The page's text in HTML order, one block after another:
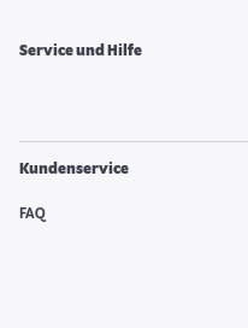
Service und Hilfe
Kundenservice
FAQ